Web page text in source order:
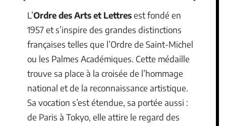
L’Ordre des Arts et Lettresest fondé en
1957 et s’inspire des grandes distinctions
françaises telles que l’Ordre de Saint-Michel
ou les Palmes Académiques. Cette médaille
trouve sa place à la croisée de l’hommage
national et de la reconnaissance artistique.
Sa vocation s’est étendue, sa portée aussi :
de Paris à Tokyo, elle attire le regard des